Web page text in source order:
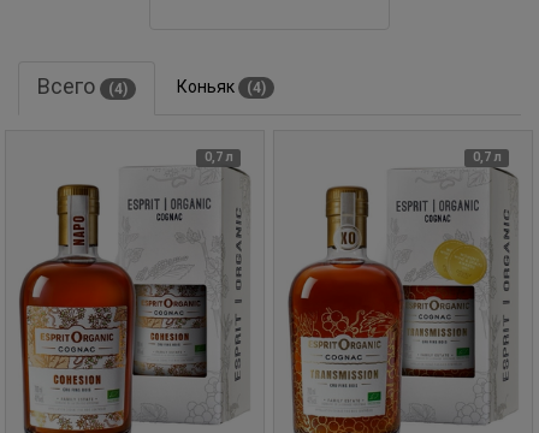
Всего (4) Коньяк (4)
0,7 л 0,7 л